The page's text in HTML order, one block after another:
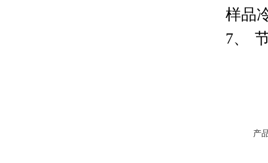
样品
7、
产